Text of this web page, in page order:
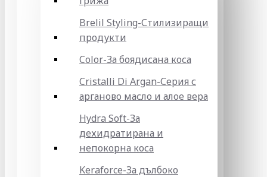
Brelil Styling-Стилизиращи
продукти
Color-За боядисана коса
Cristalli Di Argan-Серия с
арганово масло и алое вера
Hydra Soft-За
дехидратирана и
непокорна коса
Keraforce-За дълбоко